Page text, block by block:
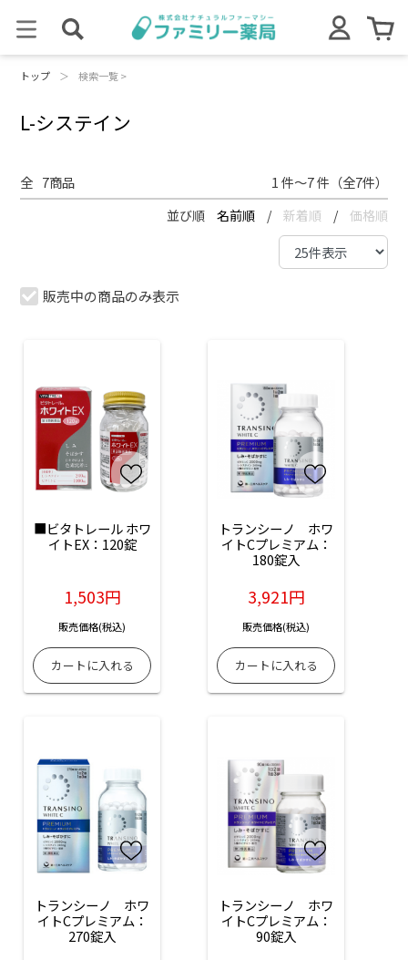
トップ ＞ 検索一覧 >
L-システイン
全 7商品 1 件～7 件（全7件）
並び順 名前順 / 新着順 / 価格順
販売中の商品のみ表示
■ビタトレール ホワ
イトEX：120錠
1,503円
販売価格(税込)
トランシーノ　ホワ
イトCプレミアム：
180錠入
3,921円
販売価格(税込)
トランシーノ　ホワ
イトCプレミアム：
270錠入
トランシーノ　ホワ
イトCプレミアム：
90錠入